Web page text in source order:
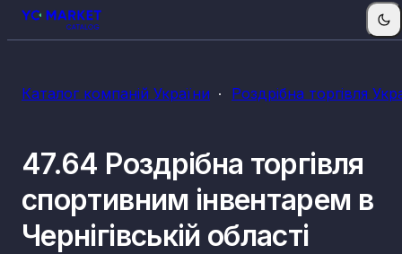
Каталог компаній України Роздрібна торгівля
47.64 Роздрібна торгівля
спортивним інвентарем в
Чернігівській області